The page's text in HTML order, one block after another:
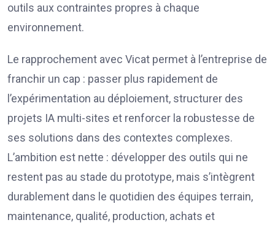
outils aux contraintes propres à chaque
environnement.
Le rapprochement avec Vicat permet à l’entreprise de
franchir un cap : passer plus rapidement de
l’expérimentation au déploiement, structurer des
projets IA multi-sites et renforcer la robustesse de
ses solutions dans des contextes complexes.
L’ambition est nette : développer des outils qui ne
restent pas au stade du prototype, mais s’intègrent
durablement dans le quotidien des équipes terrain,
maintenance, qualité, production, achats et